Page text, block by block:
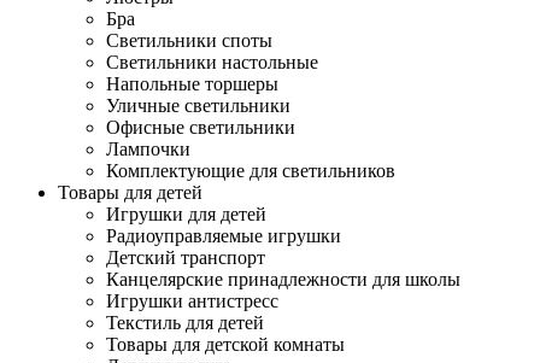
Бра
Светильники споты
Светильники настольные
Напольные торшеры
Уличные светильники
Офисные светильники
Лампочки
Комплектующие для светильников
Товары для детей
Игрушки для детей
Радиоуправляемые игрушки
Детский транспорт
Канцелярские принадлежности для школы
Игрушки антистресс
Текстиль для детей
Товары для детской комнаты